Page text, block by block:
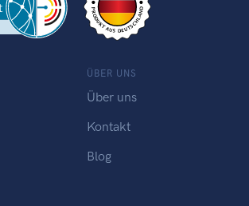
ÜBER UNS
Über uns
Kontakt
Blog